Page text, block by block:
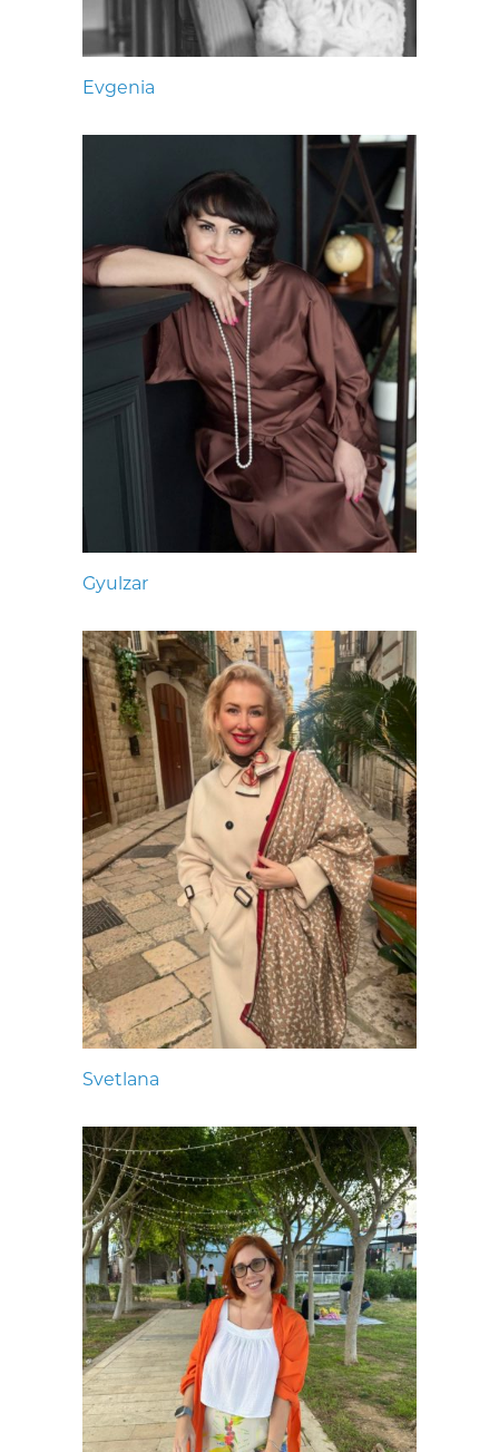
Evgenia
Gyulzar
Svetlana